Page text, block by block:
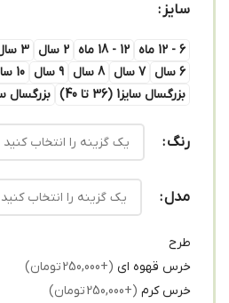
سایز
6 - 12 ماه 12 - 18 ماه 2 سال 3 سال
6 سال
7 سال 8 سال 9 سال 10 سال
بزرگسال سایز1 (36 تا 40)
بزرگسال سایز 2 (
رنگ
مدل
طرح
خرس قهوه ای (+250,000 تومان)
خرس کرم (+250,000 تومان)